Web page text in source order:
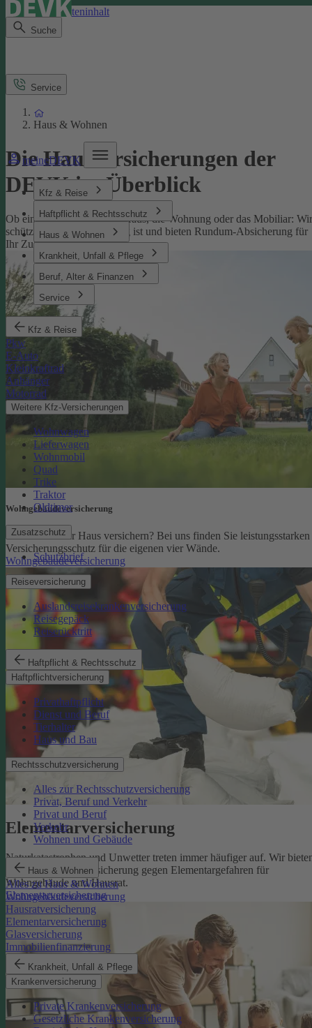
Direkt zum Seiteninhalt
Suche
meineDEVK
Kfz & Reise
Haftpflicht & Rechtsschutz
Haus & Wohnen
Krankheit, Unfall & Pflege
Beruf, Alter & Finanzen
Service
Kfz & Reise
Pkw
E-Auto
Kleinkraftrad
Anhänger
Motorrad
Weitere Kfz-Versicherungen
Wohnwagen
Lieferwagen
Wohnmobil
Quad
Trike
Traktor
Oldtimer
Zusatzschutz
Schutzbrief
Reiseversicherung
Auslandsreisekrankenversicherung
Reisegepäck
Reiserücktritt
Haftpflicht & Rechtsschutz
Haftpflichtversicherung
Privathaftpflicht
Dienst und Beruf
Tierhalter
Haus und Bau
Rechtsschutzversicherung
Alles zur Rechtsschutzversicherung
Privat, Beruf und Verkehr
Privat und Beruf
Verkehr
Wohnen und Gebäude
Haus & Wohnen
Alles zu Haus & Wohnen
Wohngebäudeversicherung
Hausratversicherung
Elementarversicherung
Glasversicherung
Immobilienfinanzierung
Krankheit, Unfall & Pflege
Krankenversicherung
Private Krankenversicherung
Gesetzliche Krankenversicherung
Service
Haus & Wohnen
Die Hausversicherungen der
DEVK im Überblick
Ob eine Versicherung fürs Haus, die Wohnung oder das Mobiliar: Wir
schützen, was Ihnen wichtig ist und bieten Rundum-Absicherung für
Ihr Zuhause.
Wohngebäude­versicherung
Sie möchten Ihr Haus versichern? Bei uns finden Sie leistungsstarken
Versicherungsschutz für die eigenen vier Wände.
Wohngebäudeversicherung
Elementarversicherung
Naturkatastrophen und Unwetter treten immer häufiger auf. Wir
eine zuverlässige Absicherung gegen Elementargefahren für
Wohngebäude und Hausrat.
Elementarversicherung